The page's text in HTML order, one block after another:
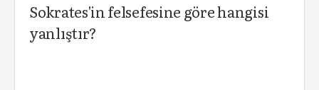
Sokrates'in felsefesine göre hangisi
yanlıştır?